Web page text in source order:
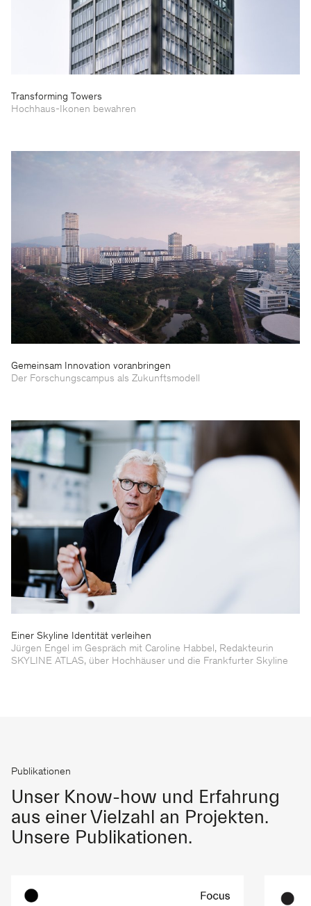
Transforming Towers
Hochhaus-Ikonen bewahren
Gemeinsam Innovation voranbringen
Der Forschungscampus als Zukunftsmodell
Einer Skyline Identität verleihen
Jürgen Engel im Gespräch mit Caroline Habbel, Redakteurin
SKYLINE ATLAS, über Hochhäuser und die Frankfurter Skyline
Publikationen
Unser Know-how und Erfahrung
aus einer Vielzahl an Projekten.
Unsere Publikationen.